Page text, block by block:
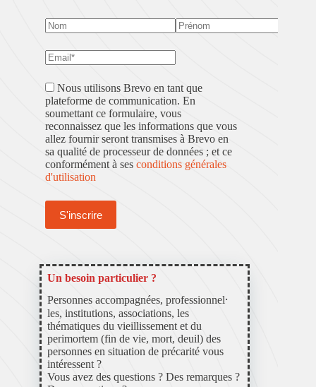
Nous utilisons Brevo en tant que
plateforme de communication. En
soumettant ce formulaire, vous
reconnaissez que les informations que vous
allez fournir seront transmises à Brevo en
sa qualité de processeur de données ; et ce
conformément à ses conditions générales
d'utilisation
Un besoin particulier ?
Personnes accompagnées, professionnel⸱
les, institutions, associations, les
thématiques du vieillissement et du
perimortem (fin de vie, mort, deuil) des
personnes en situation de précarité vous
intéressent ?
Vous avez des questions ? Des remarques ?